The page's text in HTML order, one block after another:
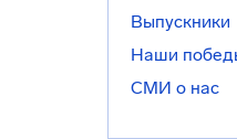
Выпускники
Наши
СМИ о нас